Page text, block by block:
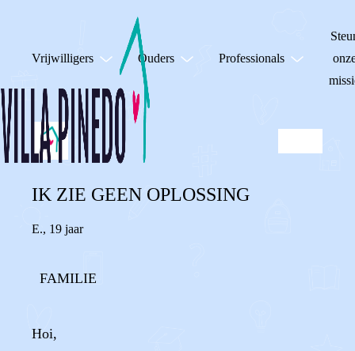
Vrijwilligers Ouders Professionals
IK ZIE GEEN OPLOSSING
E., 19 jaar
FAMILIE
Hoi,